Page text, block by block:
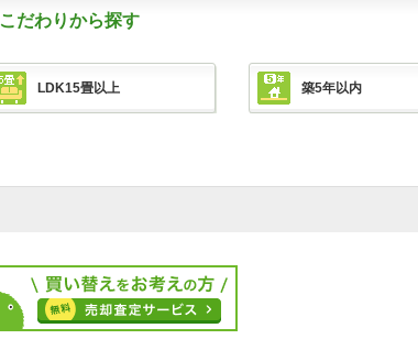
こだわりから探す
LDK15畳以上 築5年以内